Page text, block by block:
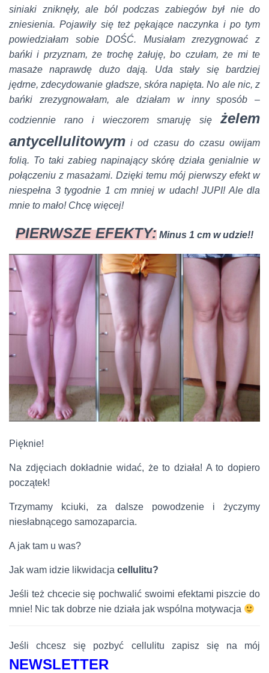
siniaki zniknęły, ale ból podczas zabiegów był nie do
zniesienia. Pojawiły się też pękające naczynka i po tym
powiedziałam sobie DOŚĆ. Musiałam zrezygnować z
bańki i przyznam, że trochę żałuję, bo czułam, że mi te
masaże naprawdę dużo dają. Uda stały się bardziej
jędrne, zdecydowanie gładsze, skóra napięta. No ale nic, z
bańki zrezygnowałam, ale działam w inny sposób –
codziennie rano i wieczorem smaruję się żelem
antycellulitowym i od czasu do czasu owijam
folią. To taki zabieg napinający skórę działa genialnie w
połączeniu z masażami. Dzięki temu mój pierwszy efekt w
niespełna 3 tygodnie 1 cm mniej w udach! JUPI! Ale dla
mnie to mało! Chcę więcej!
PIERWSZE EFEKTY: Minus 1 cm w udzie!!
Pięknie!
Na zdjęciach dokładnie widać, że to działa! A to dopiero
początek!
Trzymamy kciuki, za dalsze powodzenie i życzymy
niesłabnącego samozaparcia.
A jak tam u was?
Jak wam idzie likwidacja cellulitu?
Jeśli też chcecie się pochwalić swoimi efektami piszcie do
mnie! Nic tak dobrze nie działa jak wspólna motywacja
Jeśli chcesz się pozbyć cellulitu zapisz się na mój
NEWSLETTER